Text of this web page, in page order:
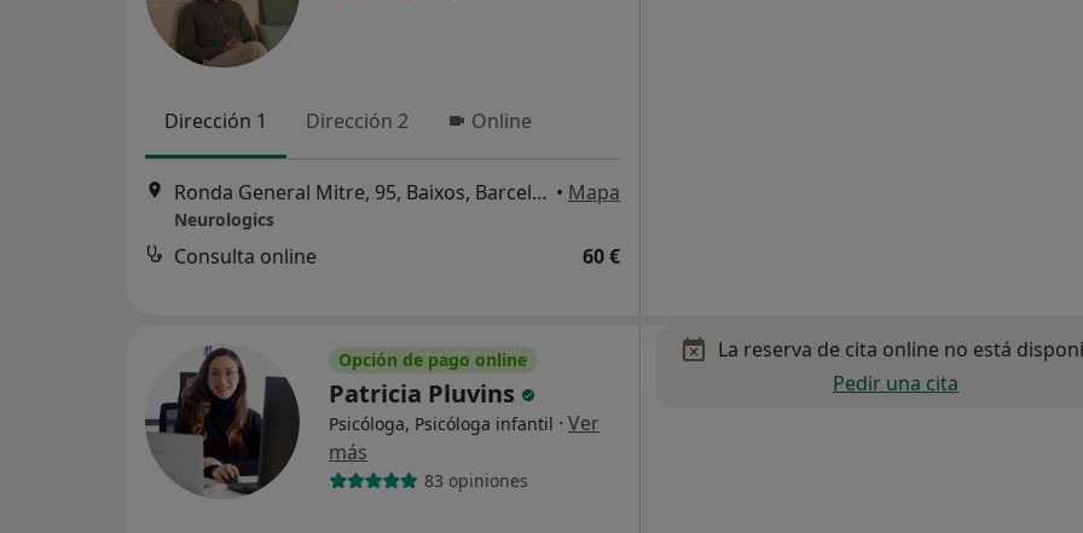
Dirección 1 Dirección 2 Online
Ronda General Mitre, 95, Baixos, Barcelona • Mapa
Neurologics
Consulta online 60 €
Opción de pago online
Patricia Pluvins
Psicóloga, Psicóloga infantil · Ver
más
83 opiniones
La reserva de cita online no está
Pedir una cita